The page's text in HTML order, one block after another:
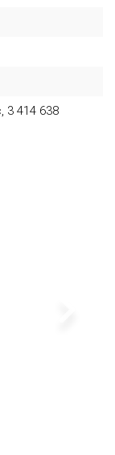
3 414 638